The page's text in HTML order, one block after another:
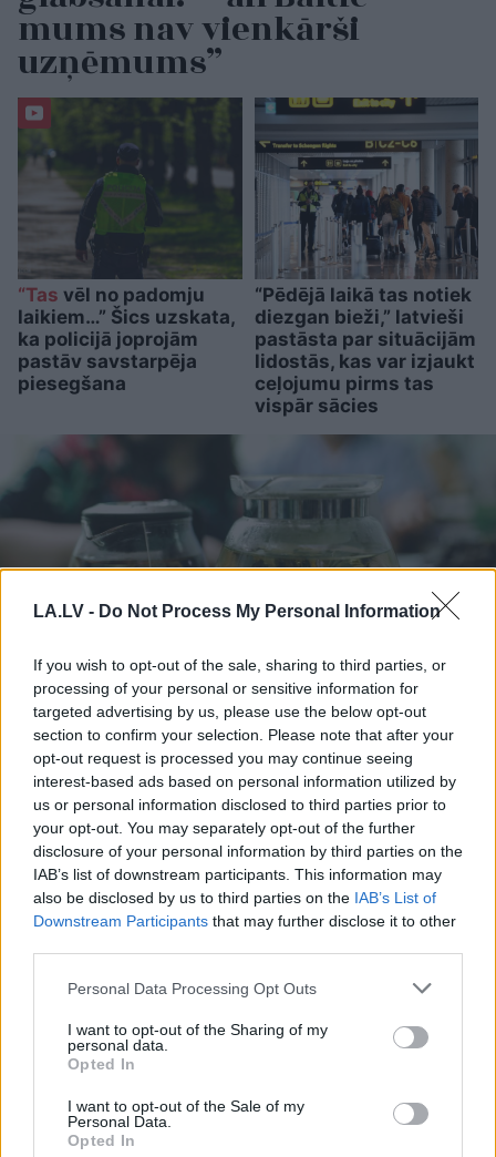
LA.LV - Do Not Process My Personal Information
If you wish to opt-out of the sale, sharing to third parties, or
processing of your personal or sensitive information for
targeted advertising by us, please use the below opt-out
section to confirm your selection. Please note that after your
opt-out request is processed you may continue seeing
interest-based ads based on personal information utilized by
us or personal information disclosed to third parties prior to
your opt-out. You may separately opt-out of the further
disclosure of your personal information by third parties on the
IAB’s list of downstream participants. This information may
also be disclosed by us to third parties on the IAB’s List of
Downstream Participants that may further disclose it to other
Please note that this website/app uses one or more Google
not limited to your visit or usage behaviour. You may click to
grant or deny consent to Google and its third-party tags to
use your data for below specified purposes in below Google
consent section.
Personal Data Processing Opt Outs
I want to opt-out of the Sharing of my
personal data.
Opted In
I want to opt-out of the Sale of my
Personal Data.
Opted In
mums nav vienkārši
uzņēmums”
“Tas vēl no padomju
laikiem…” Šics uzskata,
ka policijā joprojām
pastāv savstarpēja
piesegšana
“Pēdējā laikā tas notiek
diezgan bieži,” latvieši
pastāsta par situācijām
lidostās, kas var izjaukt
ceļojumu pirms tas
vispār sācies
Dzer un tievē? Nosauktas 9
tējas, kas palīdzēs
atbrīvoties no liekā svara
“Cilvēki dzīvo tikai
dzimtcilvēki,” rīdzinieks
sašutis par pasākumu
sasmakuši? Iedarbīgs